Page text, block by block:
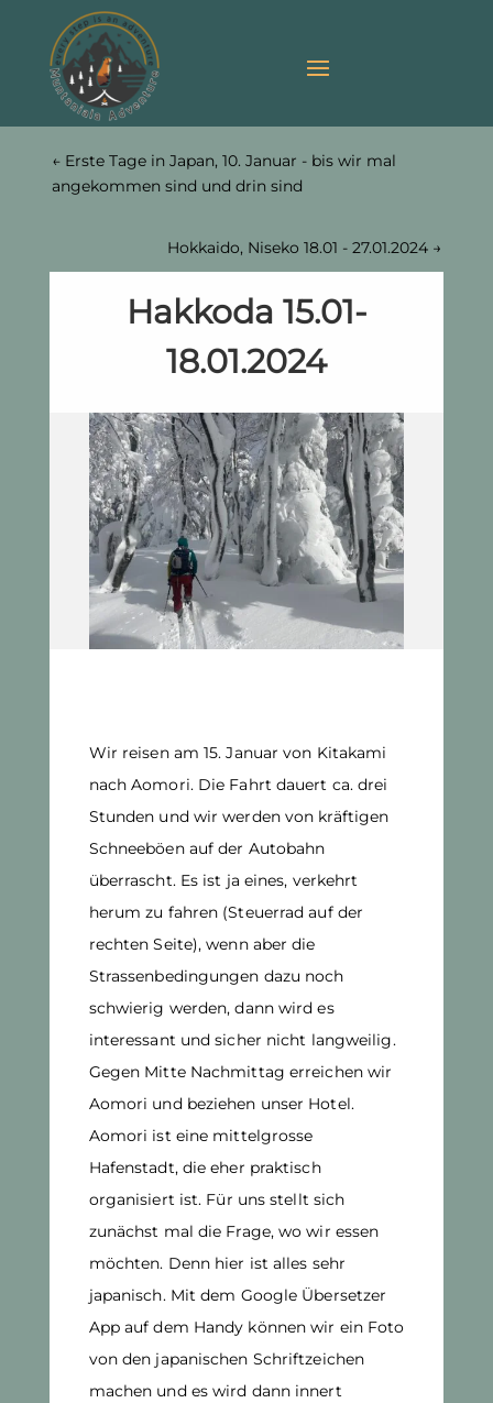
← Erste Tage in Japan, 10. Januar - bis wir mal
angekommen sind und drin sind
Hokkaido, Niseko 18.01 - 27.01.2024 →
Hakkoda 15.01-
18.01.2024
Wir reisen am 15. Januar von Kitakami
nach Aomori. Die Fahrt dauert ca. drei
Stunden und wir werden von kräftigen
Schneeböen auf der Autobahn
überrascht. Es ist ja eines, verkehrt
herum zu fahren (Steuerrad auf der
rechten Seite), wenn aber die
Strassenbedingungen dazu noch
schwierig werden, dann wird es
interessant und sicher nicht langweilig.
Gegen Mitte Nachmittag erreichen wir
Aomori und beziehen unser Hotel.
Aomori ist eine mittelgrosse
Hafenstadt, die eher praktisch
organisiert ist. Für uns stellt sich
zunächst mal die Frage, wo wir essen
möchten. Denn hier ist alles sehr
japanisch. Mit dem Google Übersetzer
App auf dem Handy können wir ein Foto
von den japanischen Schriftzeichen
machen und es wird dann innert